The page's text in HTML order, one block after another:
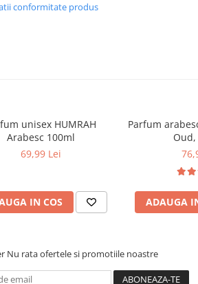
conformitate produs
unisex HUMRAH
Arabesc 100ml
69,99 Lei
IN COS
Parfum
ADAUGA
Nu rata ofertele si promotiile noastre